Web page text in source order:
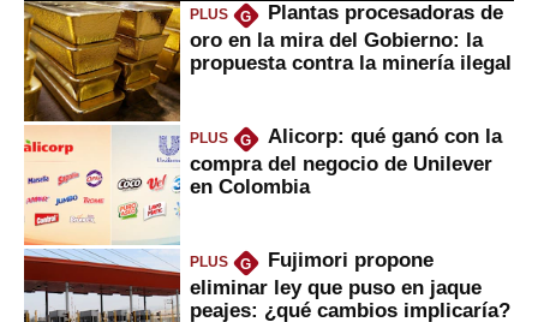
PLUS G
Plantas procesadoras de
oro en la mira del Gobierno: la
propuesta contra la minería ilegal
PLUS G
Alicorp: qué ganó con la
compra del negocio de Unilever
en Colombia
PLUS G
Fujimori propone
eliminar ley que puso en jaque
peajes: ¿qué cambios implicaría?